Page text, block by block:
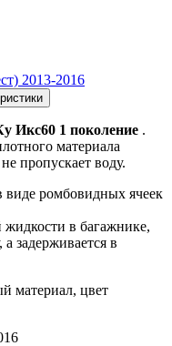
2013-2016
Икс60 1 поколение .
материала
пропускает воду.
виде ромбовидных ячеек
в багажнике,
а задерживается в
материал, цвет